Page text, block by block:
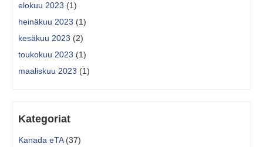
elokuu 2023 (1)
heinäkuu 2023 (1)
kesäkuu 2023 (2)
toukokuu 2023 (1)
maaliskuu 2023 (1)
Kategoriat
Kanada eTA(37)